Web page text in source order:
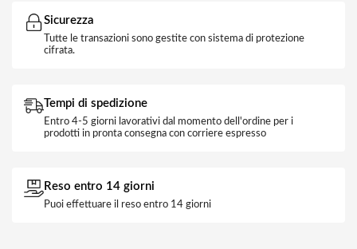
Sicurezza
Tutte le transazioni sono gestite con sistema di protezione
cifrata.
Tempi di spedizione
Entro 4-5 giorni lavorativi dal momento dell'ordine per i
prodotti in pronta consegna con corriere espresso
Reso entro 14 giorni
Puoi effettuare il reso entro 14 giorni